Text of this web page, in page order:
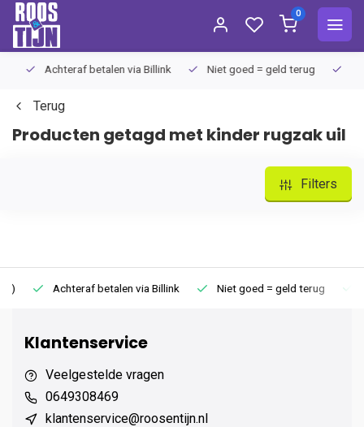
0
Achteraf betalen via Billink Niet goed = geld terug
Terug
Producten getagd met kinder rugzak uil
Filters
Achteraf betalen via Billink Niet goed = geld terug
Klantenservice
Veelgestelde vragen
0649308469
klantenservice@roosentijn.nl